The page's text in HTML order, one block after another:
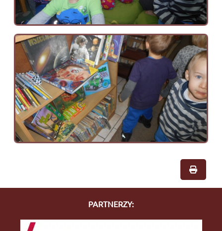
PARTNERZY: